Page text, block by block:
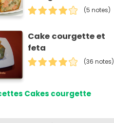
(5 notes)
Cake courgette et
feta
(36 notes)
Cakes courgette